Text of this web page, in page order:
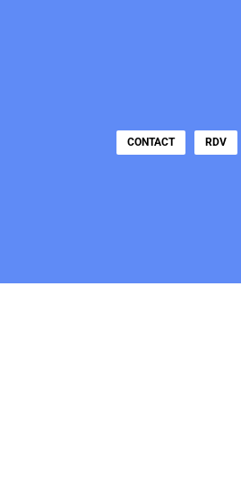
CONTACT RDV